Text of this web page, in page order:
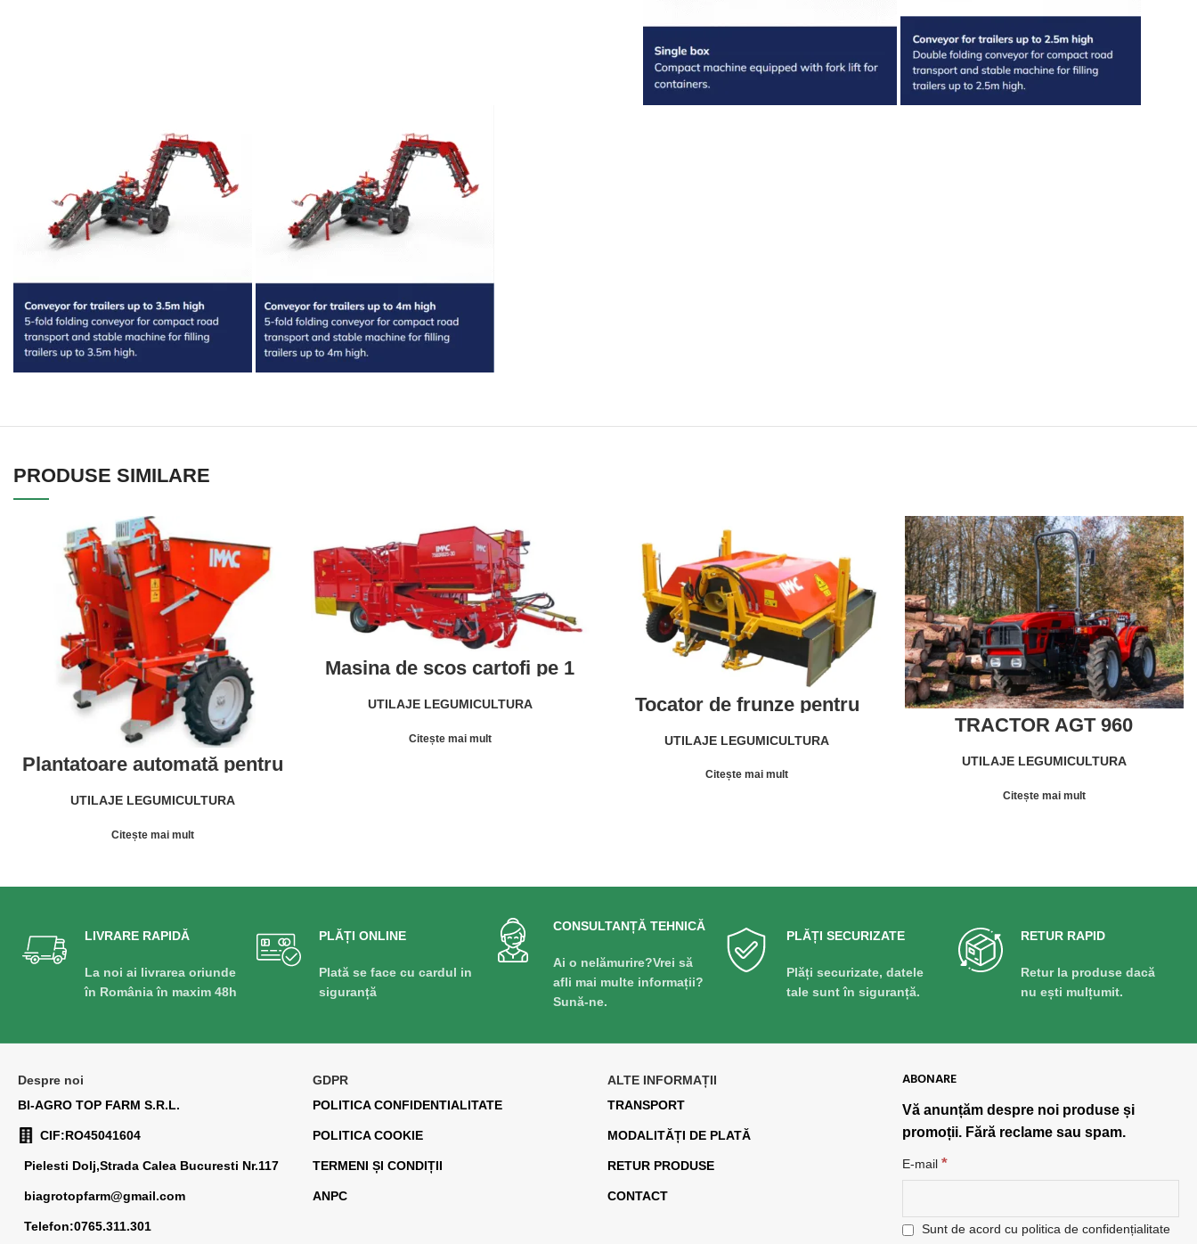
PRODUSE SIMILARE
Plantatoare automată pentru
cartofi întregi, de înaltă
performanță IMAC PPA
UTILAJE LEGUMICULTURA
Citește mai mult
Masina de scos cartofi pe 1
rand laterala, cu hopper cu
fund mobil (3t), canal de
cernere (75 cm), canal
elevator-defoliator (80 cm), 1
perie de sapat IMAC 7580 RB
UTILAJE LEGUMICULTURA
Citește mai mult
Tocator de frunze pentru
ceapa – Evacuare a
frunzisului pe urma tractorului
IMAC TFC
UTILAJE LEGUMICULTURA
Citește mai mult
TRACTOR AGT 960
UTILAJE LEGUMICULTURA
Citește mai mult
LIVRARE RAPIDĂ
La noi ai livrarea oriunde
în România în maxim 48h
PLĂȚI ONLINE
Plată se face cu cardul in
siguranță
CONSULTANȚĂ TEHNICĂ
Ai o nelămurire?Vrei să
afli mai multe informații?
Sună-ne.
PLĂȚI SECURIZATE
Plăți securizate, datele
tale sunt în siguranță.
RETUR RAPID
Retur la produse dacă
nu ești mulțumit.
Despre noi
BI-AGRO TOP FARM S.R.L.
CIF:RO45041604
Pielesti Dolj,Strada Calea Bucuresti Nr.117
biagrotopfarm@gmail.com
Telefon:0765.311.301
GDPR
POLITICA CONFIDENTIALITATE
POLITICA COOKIE
TERMENI ȘI CONDIȚII
ANPC
ALTE INFORMAȚII
TRANSPORT
MODALITĂȚI DE PLATĂ
RETUR PRODUSE
CONTACT
ABONARE
Vă anunțăm despre noi produse și
promoții. Fără reclame sau spam.
E-mail *
Sunt de acord cu politica de confidențialitate